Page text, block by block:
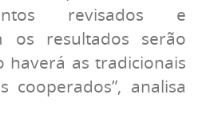
revisados e
os resultados serão
haverá as tradicionais
cooperados”, analisa